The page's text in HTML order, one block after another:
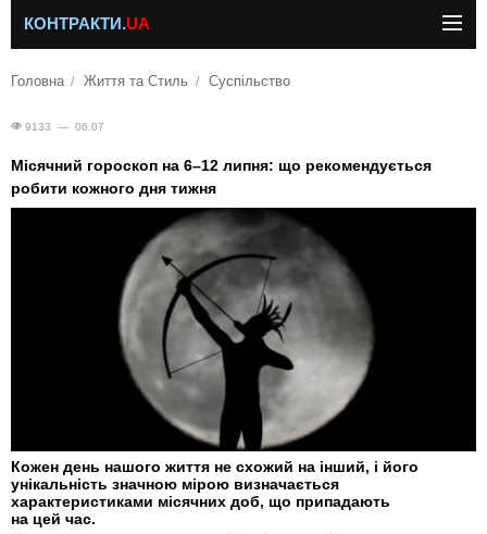
КОНТРАКТИ.UA
Головна Життя та Стиль Суспільство
9133 — 06.07
Місячний гороскоп на 6–12 липня: що рекомендується
робити кожного дня тижня
Кожен день нашого життя не схожий на інший, і його
унікальність значною мірою визначається
характеристиками місячних доб, що припадають
на цей час.